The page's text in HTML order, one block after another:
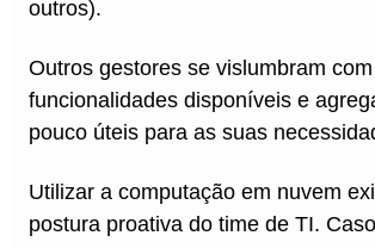
outros).
Outros gestores se vislumbram
funcionalidades disponíveis e
pouco úteis para as suas
Utilizar a computação em nuvem
postura proativa do time de TI.